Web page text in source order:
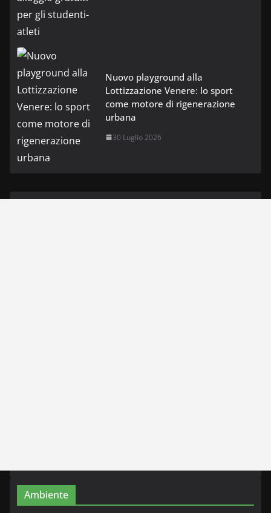
Nuovo playground alla
Lottizzazione Venere: lo sport
come motore di rigenerazione
urbana
30 Luglio 2026
Ambiente